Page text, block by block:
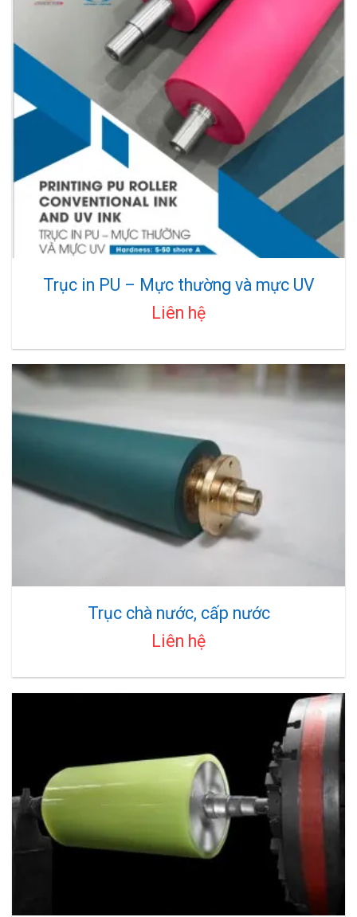
Trục in PU – Mực thường và mực UV
Liên hệ
Trục chà nước, cấp nước
Liên hệ